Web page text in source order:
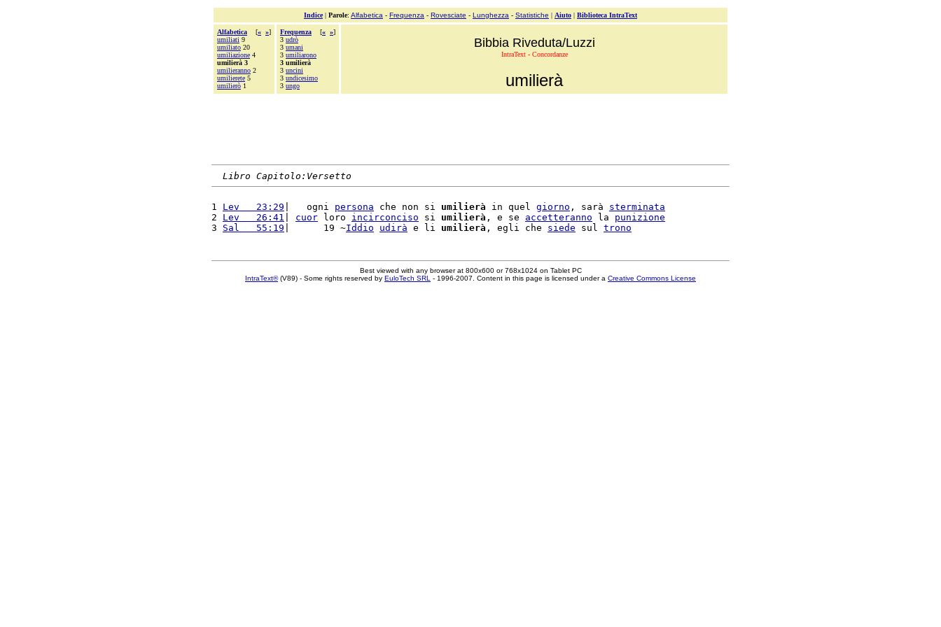
Indice| Parole: Alfabetica - Frequenza - Rovesciate - Lunghezza - Statistiche | Aiuto | Biblioteca IntraText
Alfabetica [« »]
umiliati 9
umiliato 20
umiliazione 4
umilierà 3
umilieranno 2
umilierete 5
umilierò 1
Frequenza [« »]
3 udrò
3 umani
3 umiliarono
3 umilierà
3 uncini
3 undicesimo
3 ungo
Bibbia Riveduta/Luzzi
IntraText - Concordanze
umilierà
Libro Capitolo:Versetto
1 Lev   23:29 |   ogni persona che non si umilierà in quel giorno , sarà sterminata
2 Lev   26:41 cuor loro incirconciso si umilierà , e se accetteranno la punizione
3 Sal   55:19 |      19 ~Iddio udirà e li umilierà , egli che siede sul trono
Best viewed with any browser at 800x600 or 768x1024 on Tablet PC
IntraText®(V89) - Some rights reserved by EuloTech SRL - 1996-2007. Content in this page is licensed under a Creative Commons License